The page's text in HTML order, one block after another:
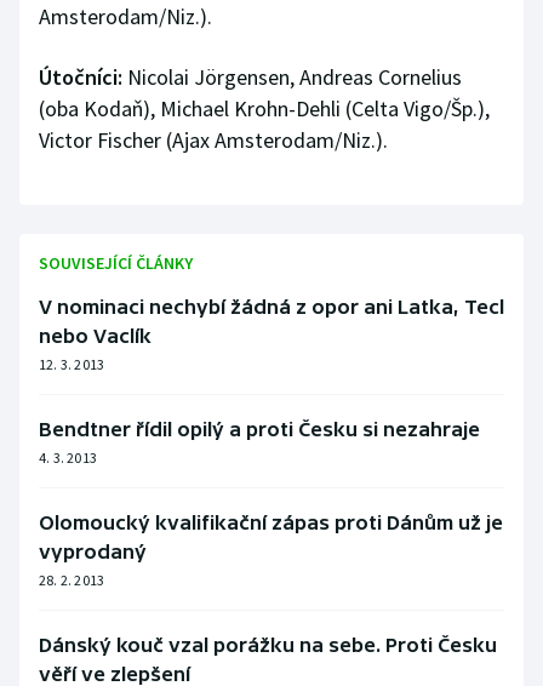
Short track
Sportovní střelba
Stolní tenis
Vodní slalom
Volejbal
Ostatní
Amsterodam/Niz.).
Útočníci: Nicolai Jörgensen, Andreas Cornelius
(oba Kodaň), Michael Krohn-Dehli (Celta Vigo/Šp.),
Victor Fischer (Ajax Amsterodam/Niz.).
SOUVISEJÍCÍ ČLÁNKY
V nominaci nechybí žádná z opor ani Latka, Tecl
nebo Vaclík
12. 3. 2013
Bendtner řídil opilý a proti Česku si nezahraje
4. 3. 2013
Olomoucký kvalifikační zápas proti Dánům už je
vyprodaný
28. 2. 2013
Dánský kouč vzal porážku na sebe. Proti Česku
věří ve zlepšení